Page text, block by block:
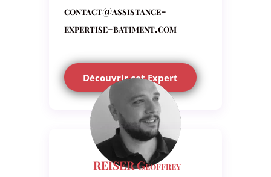
contact@assistance-
expertise-batiment.com
Découvrir cet Expert
REISER Geoffrey